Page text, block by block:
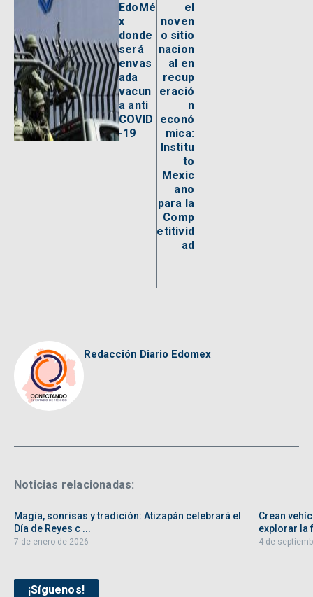
EdoMé
x
donde
será
envas
ada
vacun
a anti
COVID
-19
el
noven
o sitio
nacion
al en
recup
eració
n
econó
mica:
Institu
to
Mexic
ano
para la
Comp
etitivid
ad
Redacción Diario Edomex
Noticias relacionadas:
Magia, sonrisas y tradición: Atizapán celebrará el
Día de Reyes c ...
7 de enero de 2026
Crean
explorar la
4 de
¡Síguenos!